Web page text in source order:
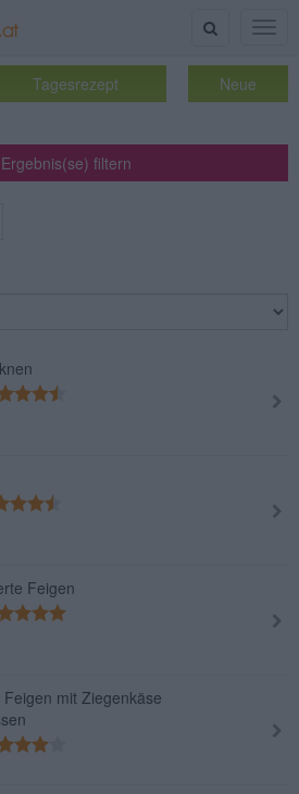
Suche
Tagesrezept Neue
filtern
Feigen
mit Ziegenkäse